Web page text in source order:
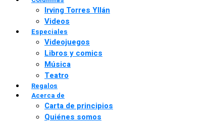
Irving Torres Yllán
Videos
Especiales
Videojuegos
Libros y comics
Música
Teatro
Regalos
Acerca de
Carta de principios
Quiénes somos